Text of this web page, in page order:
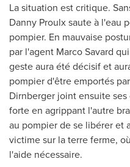
La situation est critique.
Danny Proulxsaute à l'eau
pompier. En mauvaise
par l'agent Marco Savard
geste aura été décisif et
pompier d'être emportés
Dirnberger joint ensuite
forte en agrippant l'autre
au pompier de se libérer et
victime sur la terre ferme,
l'aide nécessaire.